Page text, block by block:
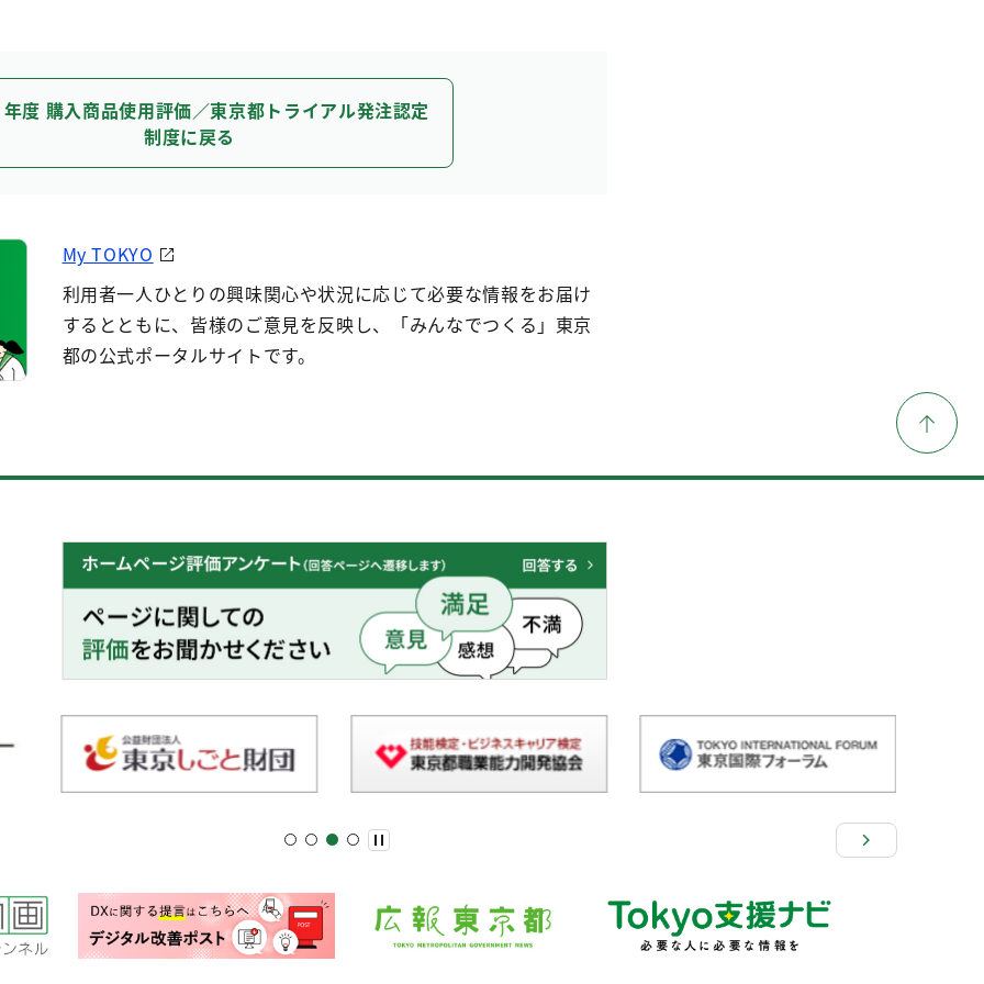
度 購入商品使用評価／東京都トライアル発注認定
制度に戻る
My TOKYO
利用者一人ひとりの興味関心や状況に応じて必要な情報をお届け
するとともに、皆様のご意見を反映し、「みんなでつくる」東京
都の公式ポータルサイトです。